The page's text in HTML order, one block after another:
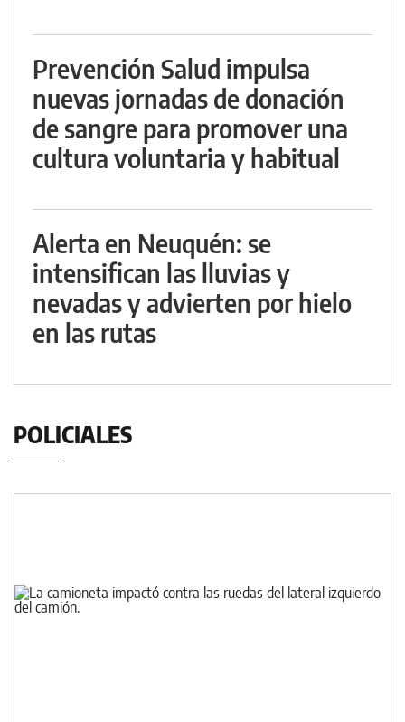
Prevención Salud impulsa
nuevas jornadas de donación
de sangre para promover una
cultura voluntaria y habitual
Alerta en Neuquén: se
intensifican las lluvias y
nevadas y advierten por hielo
en las rutas
POLICIALES